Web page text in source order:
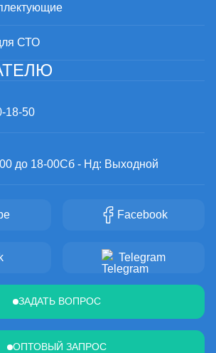
СТО
18-50
до 18-00Сб - Нд: Выходной
Facebook
Telegram
ЗАДАТЬ ВОПРОС
ОПТОВЫЙ ЗАПРОС